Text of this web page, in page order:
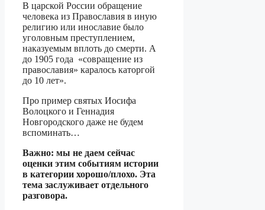
В царской России обращение
человека из Православия в иную
религию или инославие было
уголовным преступлением,
наказуемым вплоть до смерти. А
до 1905 года «совращение из
православия» каралось каторгой
до 10 лет».
Про пример святых Иосифа
Волоцкого и Геннадия
Новгородского даже не будем
вспоминать…
Важно: мы не даем сейчас
оценки этим событиям истории
в категории хорошо/плохо. Эта
тема заслуживает отдельного
разговора.